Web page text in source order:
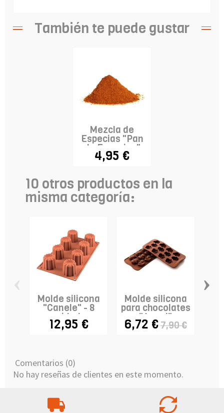
También te puede gustar
Mezcla de
Especias "Pan
de Especias"
pan...
4,95 €
10 otros productos en la
misma categoría:
Molde silicona
"Canele" - 8
cavidades
12,95 €
Molde silicona
para chocolates
"Angel"
6,72 €7,90 €
›
Comentarios (0)
No hay reseñas de clientes en este momento.